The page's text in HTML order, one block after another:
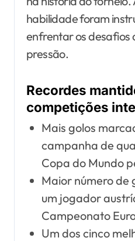
habilidade foram
enfrentar os desafios
pressão.
Recordes
competições
Mais golos
campanha de
Copa do Mundo
Maior número de
um jogador
Campeonato
Um dos cinco